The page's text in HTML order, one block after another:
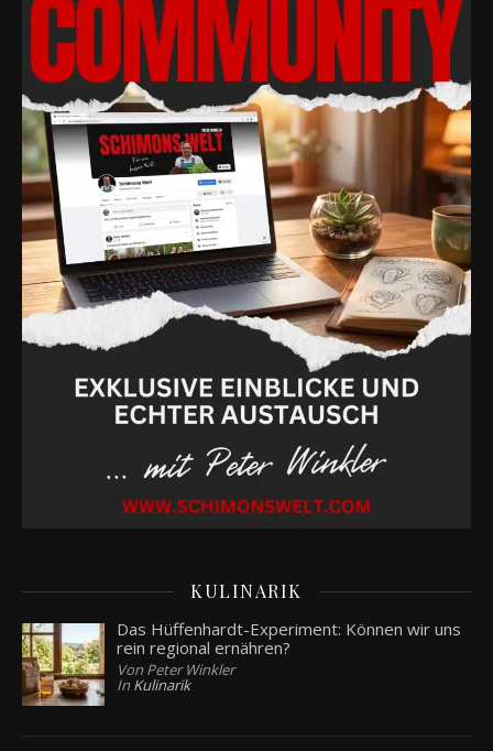
KULINARIK
Das Hüffenhardt-Experiment: Können wir uns
rein regional ernähren?
Von Peter Winkler
In Kulinarik